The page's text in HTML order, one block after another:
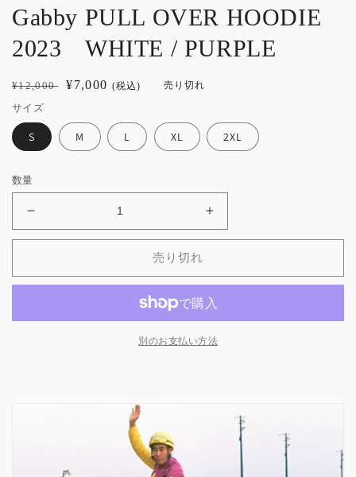
Gabby PULL OVER HOODIE
2023 WHITE / PURPLE
通
常
価
格
¥12,000
セ
ル
価
¥7,000 (税込) 売り切れ
サイズ
S M L XL 2XL
数量
ス
ガ
【テ
ス
ガ
ビ
ー】
長
売り切れ
別のお支払い方法